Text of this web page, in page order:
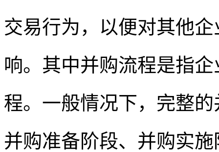
交易行为，以便对其他
响。其中并购流程是指
程。一般情况下，完整
并购准备阶段、并购实